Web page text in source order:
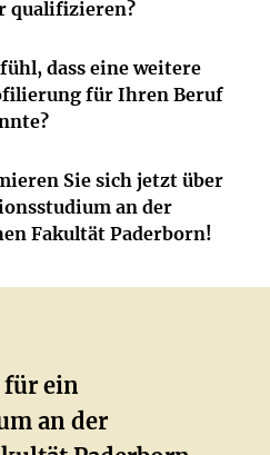
qualifizieren?
dass eine weitere
für Ihren Beruf
Sie sich jetzt über
an der
Fakultät Paderborn!
für ein
an der